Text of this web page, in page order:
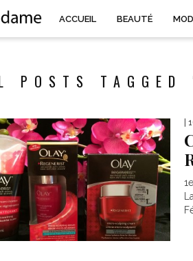
ACCUEIL BEAUTÉ
POSTS TAGGED
|